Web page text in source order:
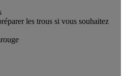
les trous si vous souhaitez